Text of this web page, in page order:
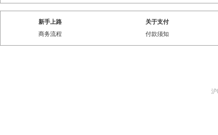
新手上路
商务流程
关于支付
付款须知